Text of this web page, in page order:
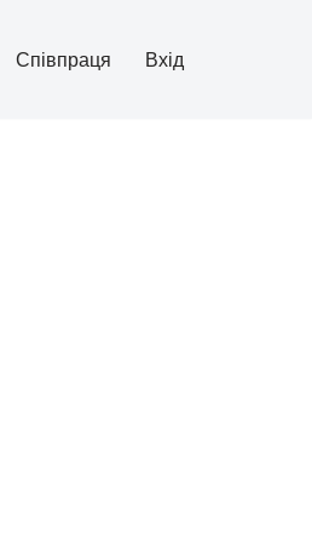
Співпраця Вхід